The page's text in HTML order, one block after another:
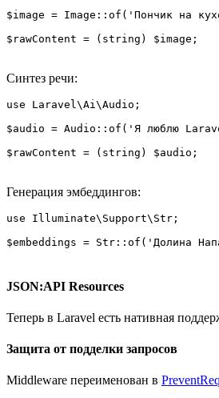
$image = Image::of('Пончик на
Синтез речи:
use Laravel\Ai\Audio;
$audio = Audio::of('Я люблю
Генерация эмбеддингов:
use Illuminate\Support\Str;
JSON:API Resources
Теперь в Laravel есть нативная
Защита от подделки запросов
Middleware переименован в